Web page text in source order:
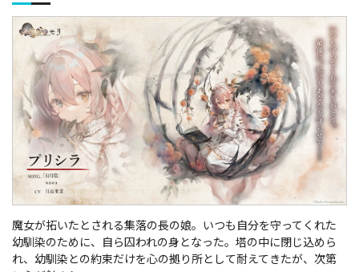
魔女が拓いたとされる集落の長の娘。いつも自分を守ってくれた
幼馴染のために、自ら囚われの身となった。塔の中に閉じ込めら
れ、幼馴染との約束だけを心の拠り所として耐えてきたが、次第